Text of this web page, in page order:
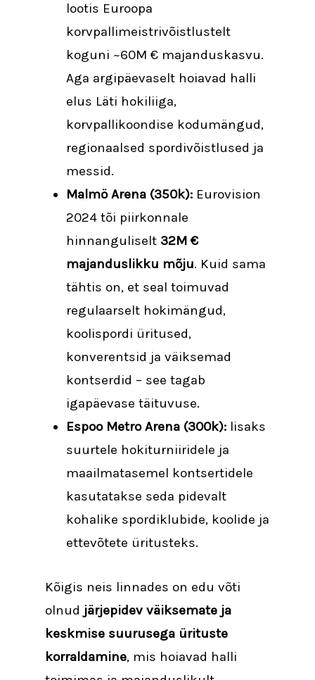
lootis Euroopa
korvpallimeistrivõistlustelt
koguni ~60M € majanduskasvu.
Aga argipäevaselt hoiavad halli
elus Läti hokiliiga,
korvpallikoondise kodumängud,
regionaalsed spordivõistlused ja
messid.
Malmö Arena (350k): Eurovision
2024 tõi piirkonnale
hinnanguliselt 32M €
majanduslikku mõju. Kuid sama
tähtis on, et seal toimuvad
regulaarselt hokimängud,
koolispordi üritused,
konverentsid ja väiksemad
kontserdid – see tagab
igapäevase täituvuse.
Espoo Metro Arena (300k): lisaks
suurtele hokiturniiridele ja
maailmatasemel kontsertidele
kasutatakse seda pidevalt
kohalike spordiklubide, koolide ja
ettevõtete üritusteks.
Kõigis neis linnades on edu võti
olnud järjepidev väiksemate ja
keskmise suurusega ürituste
korraldamine, mis hoiavad halli